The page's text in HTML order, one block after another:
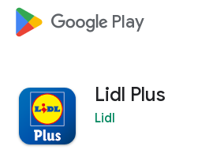
google_logo Play
Lidl Plus
Lidl